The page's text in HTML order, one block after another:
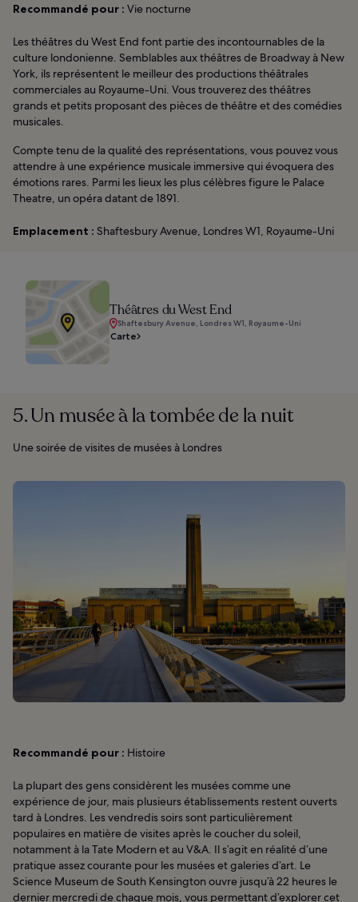
Recommandé pour : Vie nocturne
Les théâtres du West End font partie des incontournables de la
culture londonienne. Semblables aux théâtres de Broadway à New
York, ils représentent le meilleur des productions théâtrales
commerciales au Royaume-Uni. Vous trouverez des théâtres
grands et petits proposant des pièces de théâtre et des comédies
musicales.
Compte tenu de la qualité des représentations, vous pouvez vous
attendre à une expérience musicale immersive qui évoquera des
émotions rares. Parmi les lieux les plus célèbres figure le Palace
Theatre, un opéra datant de 1891.
Emplacement : Shaftesbury Avenue, Londres W1, Royaume-Uni
Théâtres du West End
Shaftesbury Avenue, Londres W1, Royaume-Uni
Carte
5. Un musée à la tombée de la nuit
Une soirée de visites de musées à Londres
Recommandé pour : Histoire
La plupart des gens considèrent les musées comme une
expérience de jour, mais plusieurs établissements restent ouverts
tard à Londres. Les vendredis soirs sont particulièrement
populaires en matière de visites après le coucher du soleil,
notamment à la Tate Modern et au V&A. Il s’agit en réalité d’une
pratique assez courante pour les musées et galeries d’art. Le
Science Museum de South Kensington ouvre jusqu’à 22 heures le
dernier mercredi de chaque mois, vous permettant d’explorer cet